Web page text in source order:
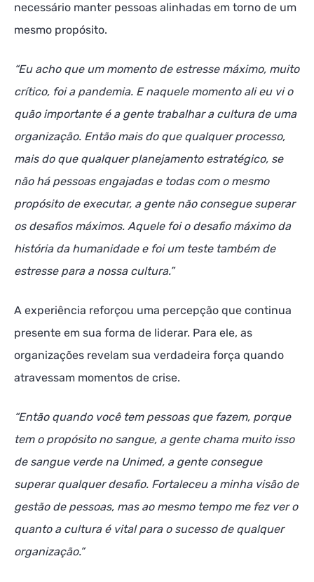
necessário manter pessoas alinhadas em torno de um
mesmo propósito.
“Eu acho que um momento de estresse máximo, muito
crítico, foi a pandemia. E naquele momento ali eu vi o
quão importante é a gente trabalhar a cultura de uma
organização. Então mais do que qualquer processo,
mais do que qualquer planejamento estratégico, se
não há pessoas engajadas e todas com o mesmo
propósito de executar, a gente não consegue superar
os desafios máximos. Aquele foi o desafio máximo da
história da humanidade e foi um teste também de
estresse para a nossa cultura.”
A experiência reforçou uma percepção que continua
presente em sua forma de liderar. Para ele, as
organizações revelam sua verdadeira força quando
atravessam momentos de crise.
“Então quando você tem pessoas que fazem, porque
tem o propósito no sangue, a gente chama muito isso
de sangue verde na Unimed, a gente consegue
superar qualquer desafio. Fortaleceu a minha visão de
gestão de pessoas, mas ao mesmo tempo me fez ver o
quanto a cultura é vital para o sucesso de qualquer
organização.”